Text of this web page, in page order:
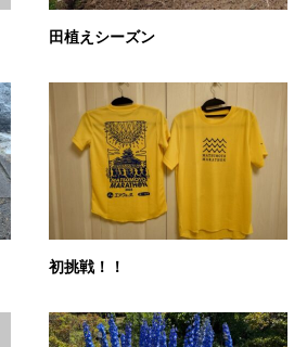
田植えシーズン
初挑戦！！